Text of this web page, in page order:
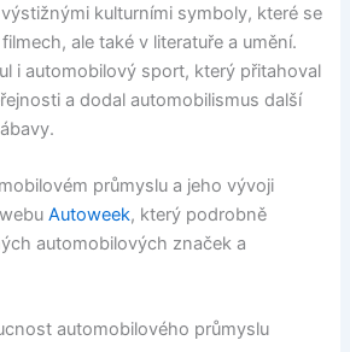
kulturními symboly, které se
ale také v literatuře a umění.
i automobilový sport, který přitahoval
a dodal automobilismus další
průmyslu a jeho vývoji
Autoweek, který podrobně
automobilových značek a
automobilového průmyslu